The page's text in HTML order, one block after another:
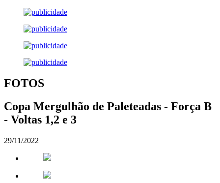
FOTOS
Copa Mergulhão de Paleteadas - Força B
- Voltas 1,2 e 3
29/11/2022